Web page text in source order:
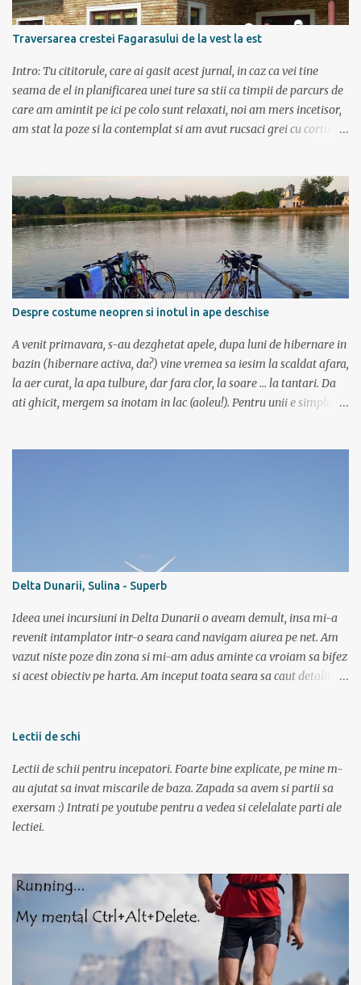
Traversarea crestei Fagarasului de la vest la est
Intro: Tu cititorule, care ai gasit acest jurnal, in caz ca vei tine
seama de el in planificarea unei ture sa stii ca timpii de parcurs de
care am amintit pe ici pe colo sunt relaxati, noi am mers incetisor,
am stat la poze si la contemplat si am avut rucsaci grei cu corturi si
cuvenea ceva tare la munte, la altitudine, la aer curat. Si unde se
putea mai sus decat in Muntii Fagaras , cea mai lunga creasta
montana din Romania si cu cele mai inalte trei varfuri:
Moldoveanu, Negoiu si Vistea Mare. Am planuit sa parcurgem
toata creasta in 5 zile, de la vest la est. In total 70 de km. De la
orele de geografie din scoala ne aminteam ca grupa Muntilor
Fagaras se intinde intre Turnu Rosu (pe Valea Oltului) si culoarul
Rucar-Bran. Asa ca marti de dimineata autocarul ne lasa la
Cîineni, de unde luam trenul pret de jumatate de ora pana in
localitatea Turnu Ro...
Despre costume neopren si inotul in ape deschise
A venit primavara, s-au dezghetat apele, dupa luni de hibernare in
bazin (hibernare activa, da?) vine vremea sa iesim la scaldat afara,
la aer curat, la apa tulbure, dar fara clor, la soare ... la tantari. Da
ati ghicit, mergem sa inotam in lac (aoleu!). Pentru unii e simplu,
pe acolo decat incepand cu ultimii 3 ani. Dar daca vreau triatlon
trebuie sa si inot, iar in bazin acest lucru chiar imi place. Dar daca
vreau triatlon trebuie sa inot si in lac, mai ales in lac. Văleu! Hai ca
n-o fi ala negru asa de negru (negr...
Delta Dunarii, Sulina - Superb
Ideea unei incursiuni in Delta Dunarii o aveam demult, insa mi-a
revenit intamplator intr-o seara cand navigam aiurea pe net. Am
vazut niste poze din zona si mi-am adus aminte ca vroiam sa bifez
si acest obiectiv pe harta. Am inceput toata seara sa caut detalii pe
monstrul” care a pus capac. Dupa superba tura in muntii Sureanu (
Bucuresti spre Tulcea cu acceleratul de la 5:40, pe care l-am prins la
mustata intrucat primul metrou vine la ora 5. Trenul a fost foarte
aglomerat, multa lume mergand la Sfantu Gheorghe unde luni
incepea festivalul de film Anonimul. Pe geam am vazut
una cu 3 persoane; spre norocul nostru toti se inghesuiau sa ia
bilete spre Sf. Gheorg...
Lectii de schi
Lectii de schii pentru incepatori. Foarte bine explicate, pe mine m-
au ajutat sa invat miscarile de baza. Zapada sa avem si partii sa
exersam :) Intrati pe youtube pentru a vedea si celelalate parti ale
lectiei.